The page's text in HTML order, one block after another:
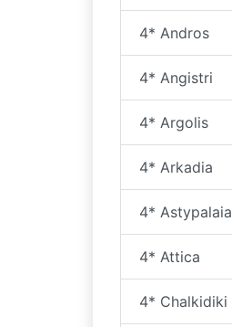
4* Andros
4* Angistri
4* Argolis
4* Arkadia
4* Astypalaia
4* Attica
4* Chalkidiki